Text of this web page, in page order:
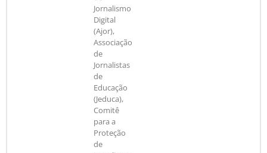
Jornalismo
Digital
(Ajor),
Associação
de
Jornalistas
de
Educação
(Jeduca),
Comitê
para a
Proteção
de